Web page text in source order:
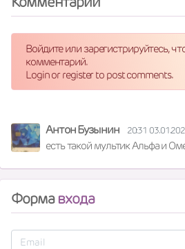
Войдите или зарегистрируйтесь,
комментарий.
Login or register to post comments.
Антон Бузынин 20:31
есть такой мультик Альфа и
Формавхода